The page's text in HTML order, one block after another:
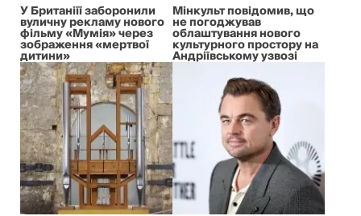
У Британіїї заборонили
вуличну рекламу нового
фільму «Мумія» через
зображення «мертвої
дитини»
Мінкульт повідомив, що
не погоджував
облаштування нового
культурного простору на
Андріївському узвозі